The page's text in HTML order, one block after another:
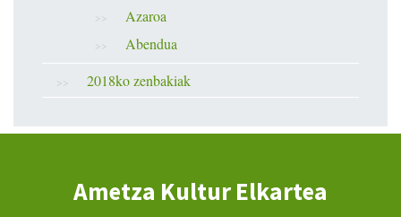
Azaroa
Abendua
2018ko zenbakiak
Ametza Kultur Elkartea